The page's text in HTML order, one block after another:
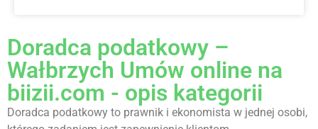
Doradca podatkowy –
Wałbrzych Umów online na
biizii.com - opis kategorii
Doradca podatkowy to prawnik i ekonomista w jednej osobi,